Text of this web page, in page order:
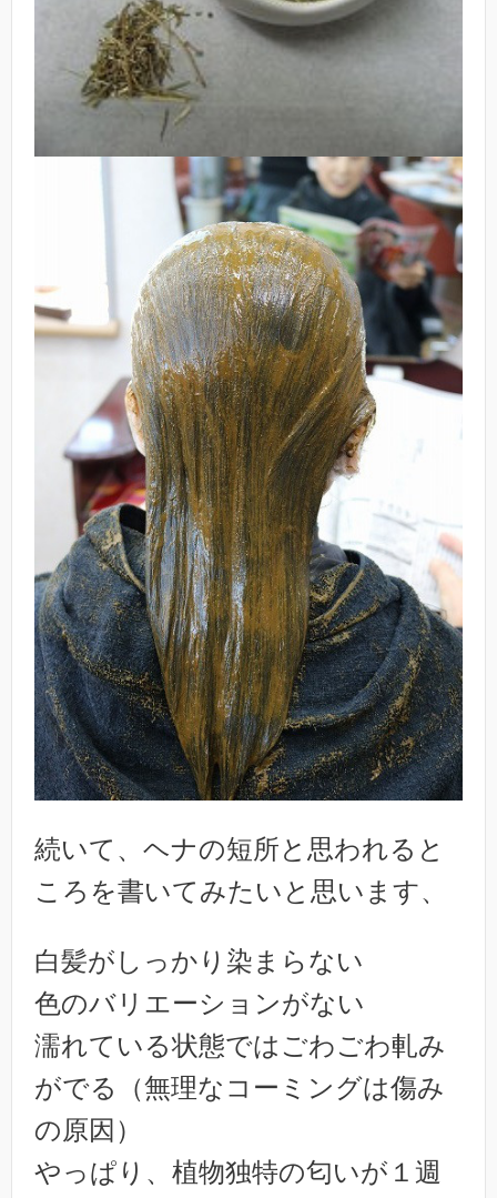
続いて、ヘナの短所と思われると
ころを書いてみたいと思います、
白髪がしっかり染まらない
色のバリエーションがない
濡れている状態ではごわごわ軋み
がでる（無理なコーミングは傷み
の原因）
やっぱり、植物独特の匂いが１週